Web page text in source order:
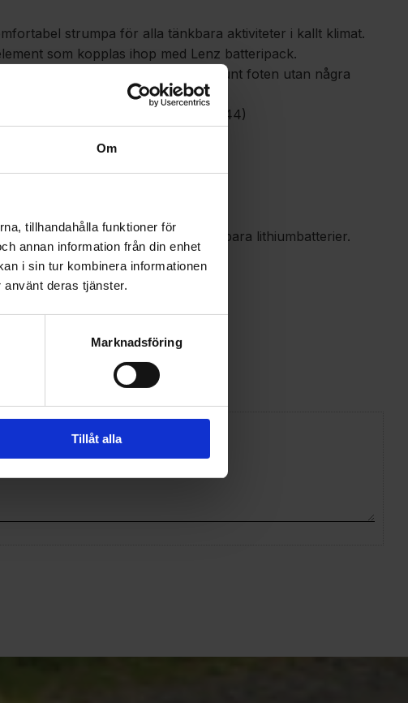
Om
tillhandahålla funktioner för
annan information från din enhet
i sin tur kombinera informationen
deras tjänster.
Marknadsföring
Tillåt alla
strumpa för alla tänkbara aktiviteter i kallt klimat.
som kopplas ihop med Lenz batteripack.
utformade och sitter åt runt foten utan några
du storlek 45 så väljer du L (42-44)
Pack 1200 innehåller 2 st laddningsbara lithiumbatterier.
timmar på lägsta effekt.